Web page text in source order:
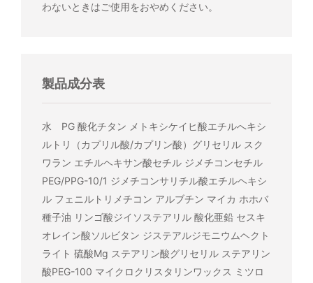
わないときはご使用をおやめください。
製品成分表
水 PG 酸化チタン メトキシケイヒ酸エチルへキシ
ルトリ（カプリル酸/カプリン酸）グリセリル スク
ワラン エチルヘキサン酸セチル ジメチコンセチル
PEG/PPG-10/1 ジメチコンサリチル酸エチルヘキシ
ル フェニルトリメチコン アルブチン マイカ ホホバ
種子油 リンゴ酸ジイソステアリル 酸化亜鉛 セスキ
オレイン酸ソルビタン ジステアルジモニウムヘクト
ライト 硫酸Mg ステアリン酸グリセリル ステアリン
酸PEG-100 マイクロクリスタリンワックス ミツロ